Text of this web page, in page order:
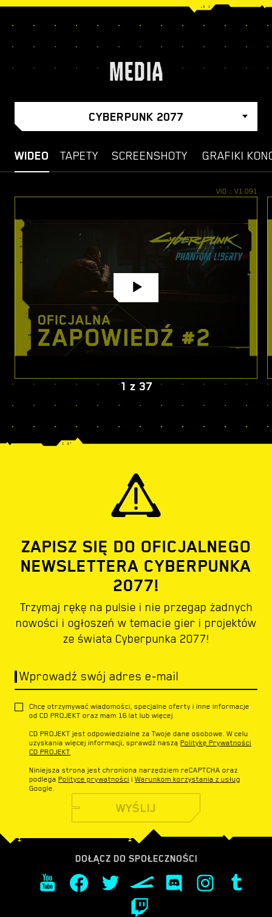
MEDIA
CYBERPUNK 2077
WIDEO TAPETY SCREENSHOTY GRAFIKI
1 z 37
ZAPISZ SIĘ DO OFICJALNEGO
NEWSLETTERA CYBERPUNKA
2077!
Trzymaj rękę na pulsie i nie przegap żadnych
nowości i ogłoszeń w temacie gier i projektów
ze świata Cyberpunka 2077!
Wprowadź swój adres e-mail
Chcę otrzymywać wiadomości, specjalne oferty i inne informacje
od CD PROJEKT oraz mam 16 lat lub więcej
CD PROJEKT jest odpowiedzialne za Twoje dane osobowe. W celu
uzyskania więcej informacji, sprawdź naszą Politykę Prywatności
CD PROJEKT
Niniejsza strona jest chroniona narzędziem reCAPTCHA oraz
podlega Polityce prywatności i Warunkom korzystania z usług
Google.
WYŚLIJ
DOŁĄCZ DO SPOŁECZNOŚCI